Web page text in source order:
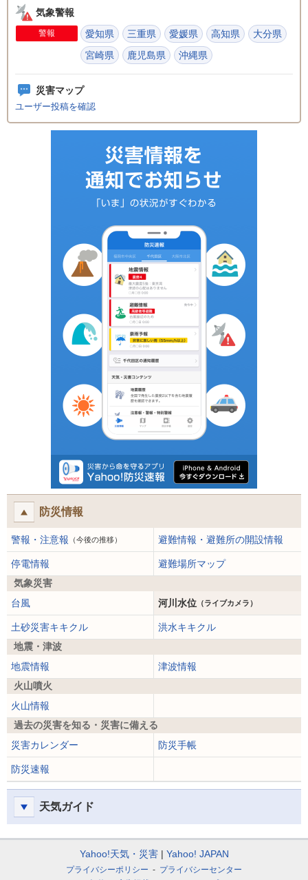
気象警報
警報 愛知県 三重県 愛媛県 高知県
大分県
宮崎県
鹿児島県 沖縄県
災害マップ
ユーザー投稿を確認
防災情報
警報・注意報 （今後の推移） 避難情報・避難所の開設情報
停電情報
避難場所マップ
気象災害
台風
河川水位 （ライブカメラ）
土砂災害キキクル
洪水キキクル
地震・津波
地震情報
津波情報
火山噴火
火山情報
過去の災害を知る・災害に備える
災害カレンダー
防災手帳
防災速報
天気ガイド
Yahoo!天気・災害 Yahoo! JAPAN
プライバシーポリシー
プライバシーセンター